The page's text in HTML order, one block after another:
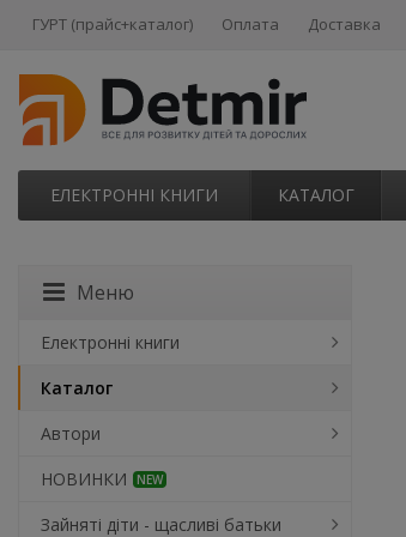
ГУРТ (прайс+каталог) Оплата Доставка
ЕЛЕКТРОННІ КНИГИ КАТАЛОГ
Меню
Електронні книги
Каталог
Автори
НОВИНКИ
NEW
Зайняті діти - щасливі батьки